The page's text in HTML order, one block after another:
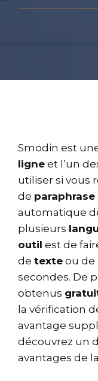
Smodin est
ligne et l’un
utiliser si vous
de paraphrase
automatique
plusieurs
outil est de
de texte ou de
secondes. De
obtenus
la vérification
avantage
découvrez un
avantages de